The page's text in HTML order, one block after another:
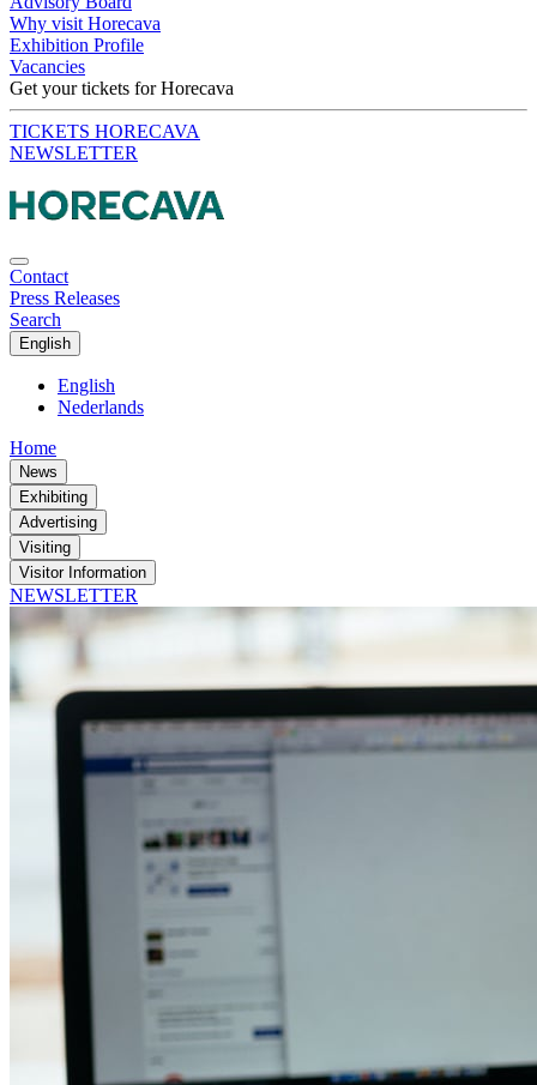
Why visit Horecava
Exhibition Profile
Vacancies
Get your tickets for Horecava
TICKETS HORECAVA
NEWSLETTER
Contact
Press Releases
Search
English
English
Nederlands
Home
News
Exhibiting
Advertising
Visiting
Visitor Information
NEWSLETTER